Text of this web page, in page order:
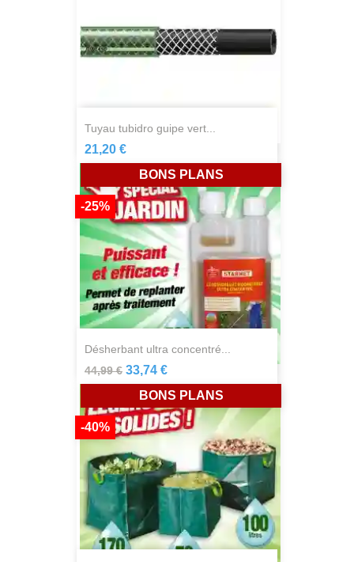
tuyau tubidro guipe vert...
21,20 €
désherbant ultra concentré...
44,99 €
-25%
33,74 €
BONS PLANS
-40%
BONS PLANS